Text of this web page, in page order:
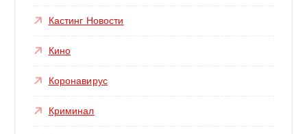
Кастинг Новости
Кино
Коронавирус
Криминал